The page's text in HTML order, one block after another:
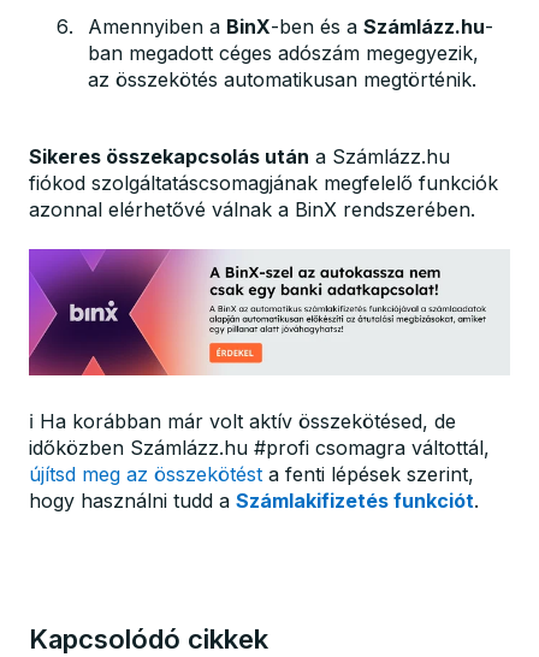
Amennyiben a BinX-ben és a Számlázz.hu-
ban megadott céges adószám megegyezik,
az összekötés automatikusan megtörténik.
Sikeres összekapcsolás után a Számlázz.hu
fiókod szolgáltatáscsomagjának megfelelő funkciók
azonnal elérhetővé válnak a BinX rendszerében.
ℹ️ Ha korábban már volt aktív összekötésed, de
időközben Számlázz.hu #profi csomagra váltottál,
újítsd meg az összekötést a fenti lépések szerint,
hogy használni tudd a Számlakifizetés funkciót.
Kapcsolódó cikkek